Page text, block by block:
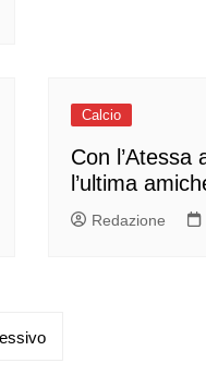
Calcio
Con l’Atessa
l’ultima
Redazione